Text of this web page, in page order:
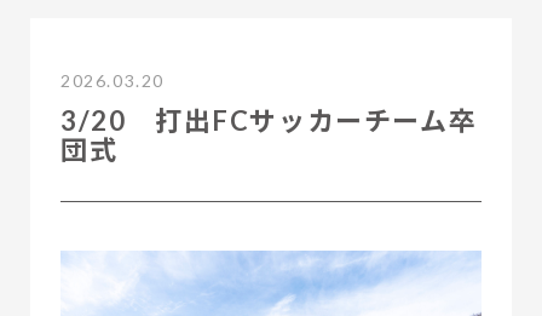
2026.03.20
3/20 打出FCサッカーチーム卒
団式